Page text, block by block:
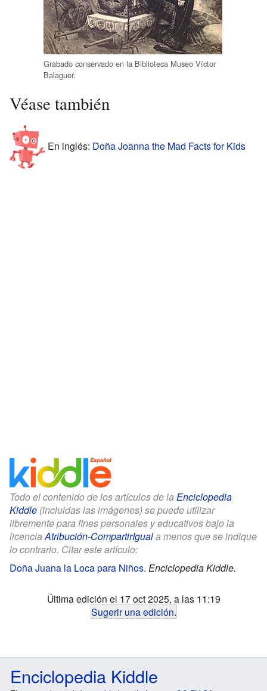
Grabado conservado en la Biblioteca Museo Víctor
Balaguer.
Véase también
En inglés: Doña Joanna the Mad Facts for Kids
Todo el contenido de los artículos de la Enciclopedia
Kiddle (incluidas las imágenes) se puede utilizar
libremente para fines personales y educativos bajo la
licenciaAtribución-CompartirIguala menos que se indique
lo contrario. Citar este artículo:
Doña Juana la Loca para Niños. Enciclopedia Kiddle.
Última edición el 17 oct 2025, a las 11:19
Sugerir una edición.
Enciclopedia Kiddle